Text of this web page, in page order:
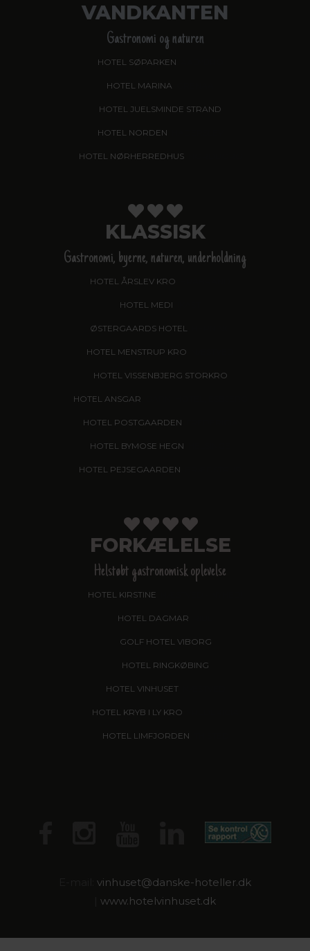
VANDKANTEN
Gastronomi og naturen
HOTEL SØPARKEN
HOTEL MARINA
HOTEL JUELSMINDE STRAND
HOTEL NORDEN
HOTEL NØRHERREDHUS, NORDBORG
KLASSISK
Gastronomi, byerne, naturen, underholdning
HOTEL ÅRSLEV KRO
HOTEL MEDI
ØSTERGAARDS HOTEL, HERNING
HOTEL MENSTRUP KRO
HOTEL VISSENBJERG STORKRO
HOTEL ANSGAR
HOTEL POSTGAARDEN
HOTEL BYMOSE HEGN
HOTEL PEJSEGAARDEN
FORKÆLELSE
Helstøbt gastronomisk oplevelse
HOTEL KIRSTINE
HOTEL DAGMAR
GOLF HOTEL VIBORG
HOTEL RINGKØBING
HOTEL VINHUSET, NÆSTVED
HOTEL KRYB I LY KRO
HOTEL LIMFJORDEN
vinhuset@danske-hoteller.dk
www.hotelvinhuset.dk